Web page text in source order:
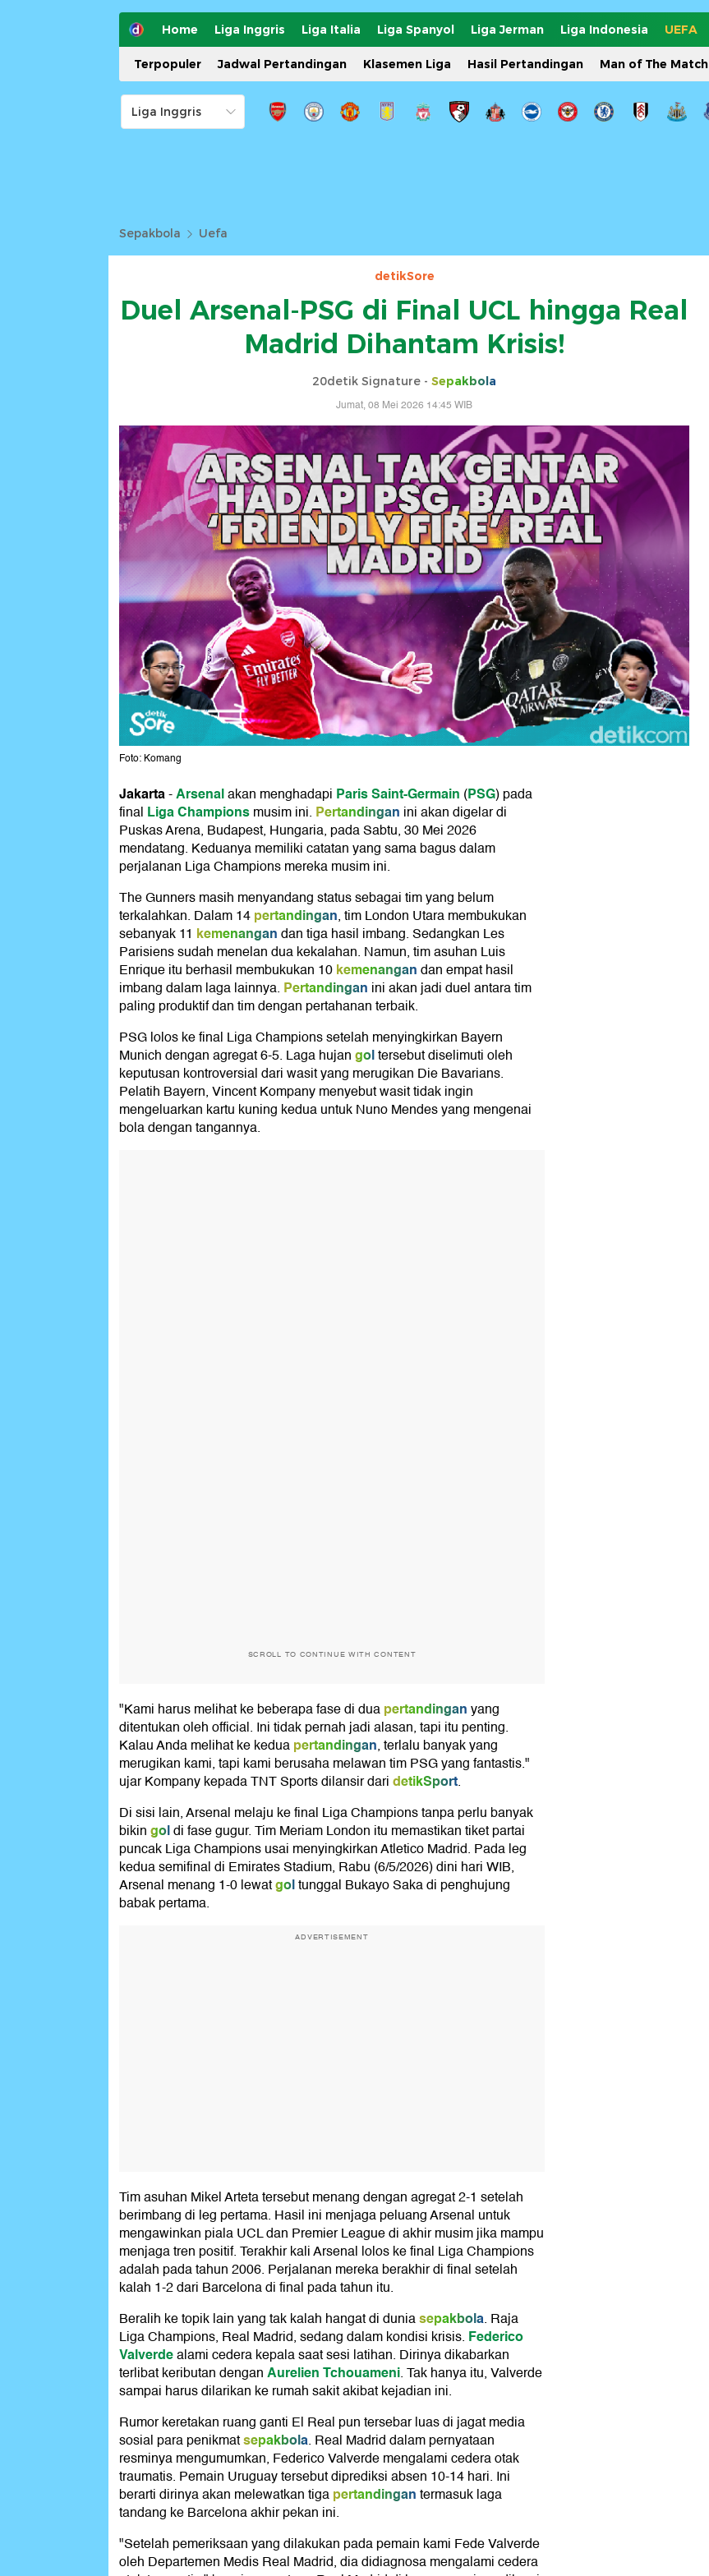
Home Liga Inggris Liga Italia Liga Spanyol Liga Jerman Liga Indonesia UEFA
Terpopuler Jadwal Pertandingan Klasemen Liga Hasil Pertandingan Man of The Match
Sepakbola Uefa
detikSore
Duel Arsenal-PSG di Final UCL hingga Real
Madrid Dihantam Krisis!
20detik Signature - Sepakbola
Jumat, 08 Mei 2026 14:45 WIB
Foto: Komang
Jakarta-Arsenalakan menghadapi Paris Saint-Germain (PSG) pada
final Liga Championsmusim ini. Pertandingan ini akan digelar di
Puskas Arena, Budapest, Hungaria, pada Sabtu, 30 Mei 2026
mendatang. Keduanya memiliki catatan yang sama bagus dalam
perjalanan Liga Champions mereka musim ini.
The Gunners masih menyandang status sebagai tim yang belum
terkalahkan. Dalam 14pertandingan, tim London Utara membukukan
sebanyak 11 kemenangandan tiga hasil imbang. Sedangkan Les
Parisiens sudah menelan dua kekalahan. Namun, tim asuhan Luis
Enrique itu berhasil membukukan 10kemenangandan empat hasil
imbang dalam laga lainnya. Pertandingan ini akan jadi duel antara tim
paling produktif dan tim dengan pertahanan terbaik.
PSG lolos ke final Liga Champions setelah menyingkirkan Bayern
Munich dengan agregat 6-5. Laga hujangoltersebut diselimuti oleh
keputusan kontroversial dari wasit yang merugikan Die Bavarians.
Pelatih Bayern, Vincent Kompany menyebut wasit tidak ingin
mengeluarkan kartu kuning kedua untuk Nuno Mendes yang mengenai
bola dengan tangannya.
SCROLL TO CONTINUE WITH CONTENT
"Kami harus melihat ke beberapa fase di duapertandinganyang
ditentukan oleh official. Ini tidak pernah jadi alasan, tapi itu penting.
Kalau Anda melihat ke keduapertandingan, terlalu banyak yang
merugikan kami, tapi kami berusaha melawan tim PSG yang fantastis."
ujar Kompany kepada TNT Sports dilansir daridetikSport.
Di sisi lain, Arsenal melaju ke final Liga Champions tanpa perlu banyak
bikingoldi fase gugur. Tim Meriam London itu memastikan tiket partai
puncak Liga Champions usai menyingkirkan Atletico Madrid. Pada leg
kedua semifinal di Emirates Stadium, Rabu (6/5/2026) dini hari WIB,
Arsenal menang 1-0 lewatgoltunggal Bukayo Saka di penghujung
babak pertama.
ADVERTISEMENT
Tim asuhan Mikel Arteta tersebut menang dengan agregat 2-1 setelah
berimbang di leg pertama. Hasil ini menjaga peluang Arsenal untuk
mengawinkan piala UCL dan Premier League di akhir musim jika mampu
menjaga tren positif. Terakhir kali Arsenal lolos ke final Liga Champions
adalah pada tahun 2006. Perjalanan mereka berakhir di final setelah
kalah 1-2 dari Barcelona di final pada tahun itu.
Beralih ke topik lain yang tak kalah hangat di duniasepakbola. Raja
Liga Champions, Real Madrid, sedang dalam kondisi krisis. Federico
Valverdealami cedera kepala saat sesi latihan. Dirinya dikabarkan
terlibat keributan denganAurelien Tchouameni. Tak hanya itu, Valverde
sampai harus dilarikan ke rumah sakit akibat kejadian ini.
Rumor keretakan ruang ganti El Real pun tersebar luas di jagat media
sosial para penikmatsepakbola. Real Madrid dalam pernyataan
resminya mengumumkan, Federico Valverde mengalami cedera otak
traumatis. Pemain Uruguay tersebut diprediksi absen 10-14 hari. Ini
berarti dirinya akan melewatkan tigapertandingantermasuk laga
tandang ke Barcelona akhir pekan ini.
"Setelah pemeriksaan yang dilakukan pada pemain kami Fede Valverde
oleh Departemen Medis Real Madrid, dia didiagnosa mengalami cedera